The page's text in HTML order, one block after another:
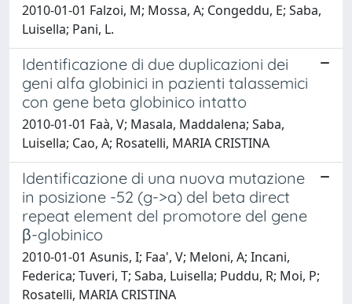
2010-01-01 Falzoi, M; Mossa, A; Congeddu, E; Saba,
Luisella; Pani, L.
Identificazione di due duplicazioni dei
geni alfa globinici in pazienti talassemici
con gene beta globinico intatto
2010-01-01 Faà, V; Masala, Maddalena; Saba,
Luisella; Cao, A; Rosatelli, MARIA CRISTINA
Identificazione di una nuova mutazione
in posizione -52 (g->a) del beta direct
repeat element del promotore del gene
β-globinico
2010-01-01 Asunis, I; Faa', V; Meloni, A; Incani,
Federica; Tuveri, T; Saba, Luisella; Puddu, R; Moi, P;
Rosatelli, MARIA CRISTINA